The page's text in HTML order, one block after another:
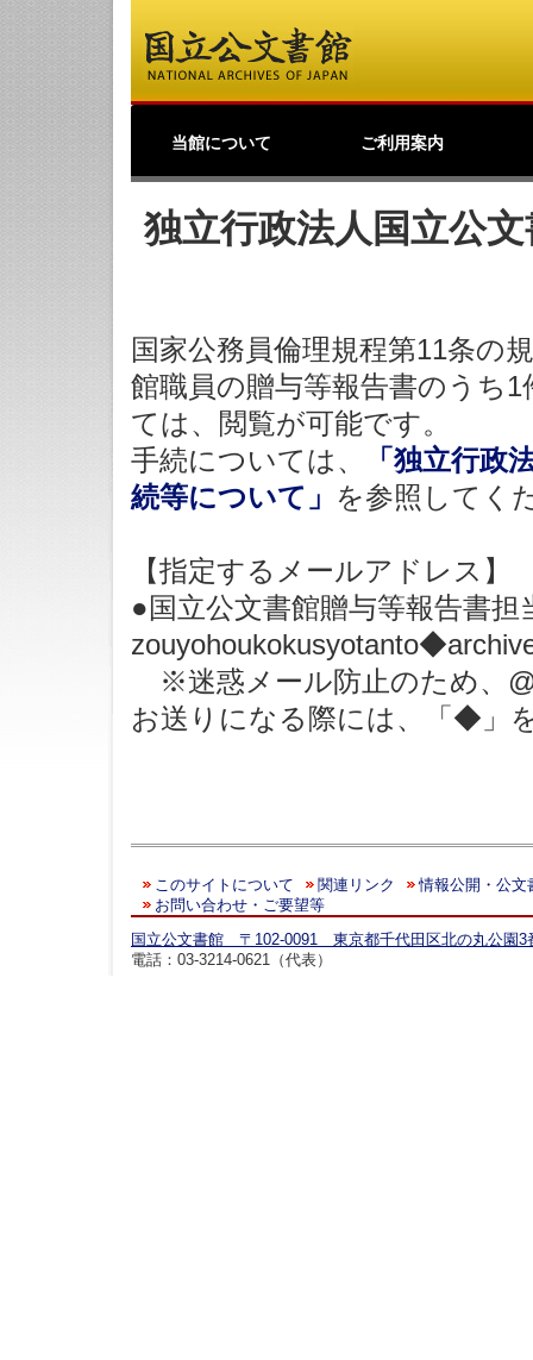
当館について
館長挨拶
事業理念
公文書館概要
業務・活動
歴史公文書等の移管か
館主催見学会
調査研究
研修・全国公文書館会
国際交流
アーキビストの認証
採用情報
国立公文書館紹介映像
ご寄附のお願い
アクセス
ご利用案内
開館情報
資料の探し方について
来館して利用する方へ
つ
利
原
来館せずに利用する方
お問い合わせ・ご要望
よくあるご質問
ショップ
友の会
デ
日
独立行政法人国立公
国家公務員倫理規程第11条の
館職員の贈与等報告書のうち
ては、閲覧が可能です。
手続については、
「独立行政
続等について」 を参照してく
【指定するメールアドレス】
●国立公文書館贈与等報告書担
※迷惑メール防止のため、
お送りになる際には、「◆」
このサイトについて 関連リンク
情報公開・公文
お問い合わせ・ご要望等
国立公文書館 〒102-0091 東京都千代田区北の丸公園3
電話：03-3214-0621（代表）